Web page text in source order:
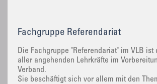
Fachgruppe Referendariat
Die Fachgruppe "Referendariat" im VLB ist
aller angehenden Lehrkräfte im
Verband.
Sie beschäftigt sich vor allem mit den